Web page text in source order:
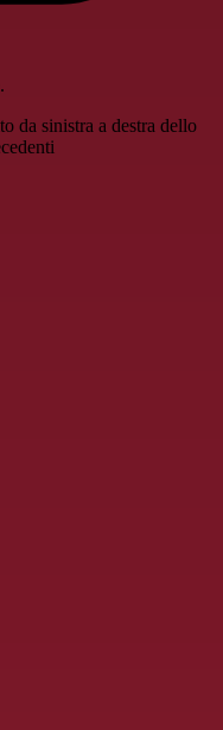
da sinistra a destra dello